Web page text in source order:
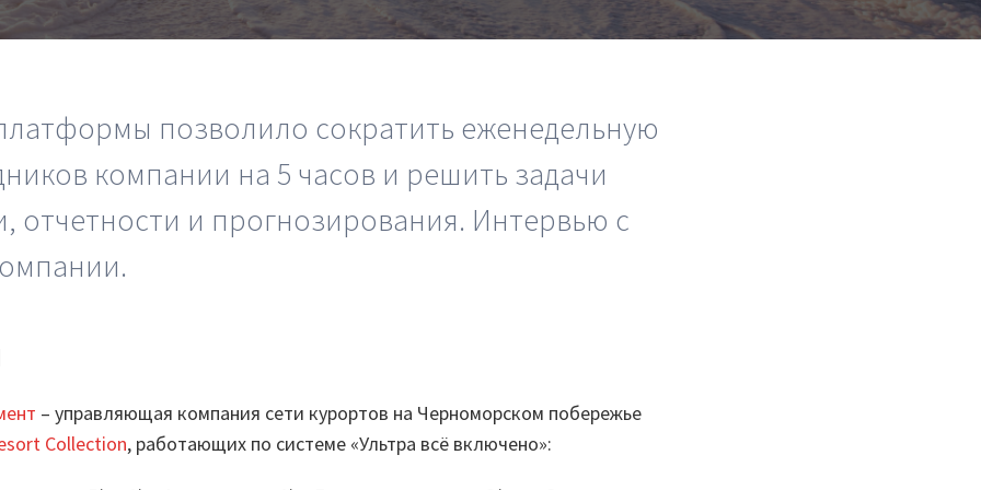
старт
Партнерский портал
программа
аналитики
Контакты
Обратная связь
позволило сократить еженедельную
компании на 5 часов и решить задачи
отчетности и прогнозирования. Интервью с
– управляющая компания сети курортов на Черноморском побережье
Collection, работающих по системе «Ультра всё включено»: